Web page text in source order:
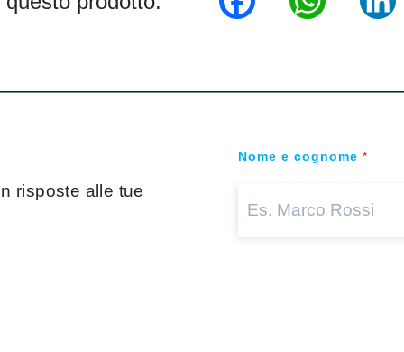
risposte alle tue
Nome e cognome *